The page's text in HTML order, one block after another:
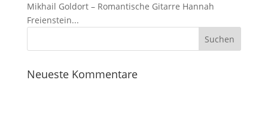
Mikhail Goldort – Romantische Gitarre Hannah
Freienstein...
Neueste Kommentare